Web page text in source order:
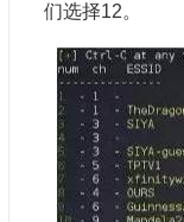
们选择12。